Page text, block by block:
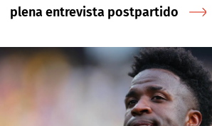
plena entrevista postpartido